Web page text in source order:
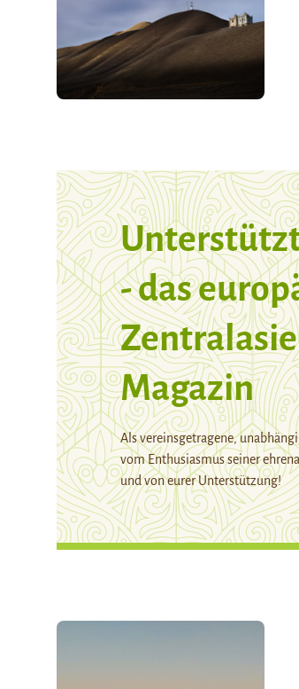
- das
Magazin
Als vereinsgetragene,
vom Enthusiasmus seiner
und von eurer Unterstützung!